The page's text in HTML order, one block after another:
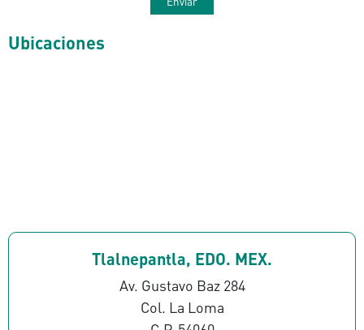
Ubicaciones
Tlalnepantla, EDO. MEX.
Av. Gustavo Baz 284
Col. La Loma